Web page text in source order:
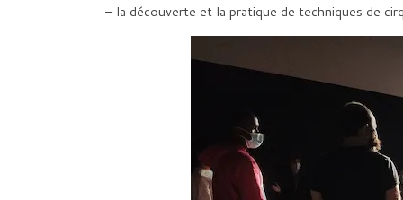
– la découverte et la pratique de techniques de